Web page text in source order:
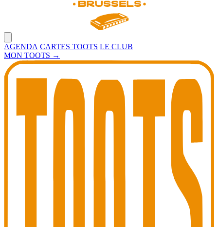
AGENDA CARTES TOOTS LE CLUB
MON TOOTS →
Toots Jazz Club